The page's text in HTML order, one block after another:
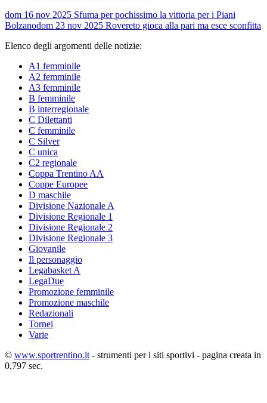
dom 16 nov 2025 Sfuma per pochissimo la vittoria per i Piani
Bolzanodom 23 nov 2025 Rovereto gioca alla pari ma esce sconfitta
Elenco degli argomenti delle notizie:
A1 femminile
A2 femminile
A3 femminile
B femminile
B interregionale
C Dilettanti
C femminile
C Silver
C unica
C2 regionale
Coppa Trentino AA
Coppe Europee
D maschile
Divisione Nazionale A
Divisione Regionale 1
Divisione Regionale 2
Divisione Regionale 3
Giovanile
Il personaggio
Legabasket A
LegaDue
Promozione femminile
Promozione maschile
Redazionali
Tornei
Varie
© www.sportrentino.it - strumenti per i siti sportivi - pagina creata in
0,797 sec.